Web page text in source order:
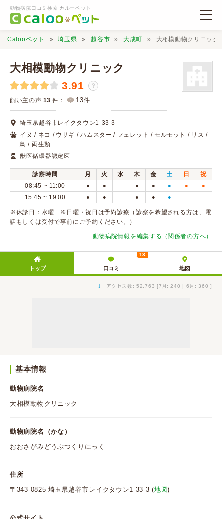
動物病院口コミ検索 カルーペット
動物病院検索
口コミ検索
Calooペットとは？
口コミ投稿
Calooペット 埼玉県 越谷市 大成町 大相模動物クリニック
大相模動物クリニック
3.91 ？
飼い主の声 13 件： 13件
埼玉県越谷市レイクタウン1-33-3
イヌ / ネコ / ウサギ / ハムスター / フェレット / モルモット / リス /
鳥 / 両生類
獣医循環器認定医
診察時間 月 火 水 木 金 土 日
祝
08:45 ~ 11:00
● ● ● ● ● ● ●
15:45 ~ 19:00 ● ● ● ● ●
※休診日：水曜 ※日曜・祝日は予約診療（診察を希望される方は、電
話もしくは受付で事前にご予約ください。）
動物病院情報を編集する（関係者の方へ）
トップ 口コミ
13
地図
↓ アクセス数: 52,763 [7月: 240 | 6月: 360 ]
基本情報
動物病院名
大相模動物クリニック
動物病院名（かな）
おおさがみどうぶつくりにっく
住所
〒343-0825 埼玉県越谷市レイクタウン1-33-3 (地図)